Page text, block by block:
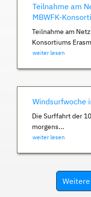
Teilnahme am
MBWFK-
Teilnahme am
Konsortiums
weiter lesen
Windsurfwoche
Die Surffahrt der
morgens...
weiter lesen